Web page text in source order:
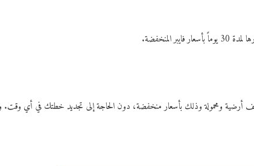
أرضية ومحمولة وذلك بأسعار منخفضة، دون الحاجة إلى تجديد خطتك في أي